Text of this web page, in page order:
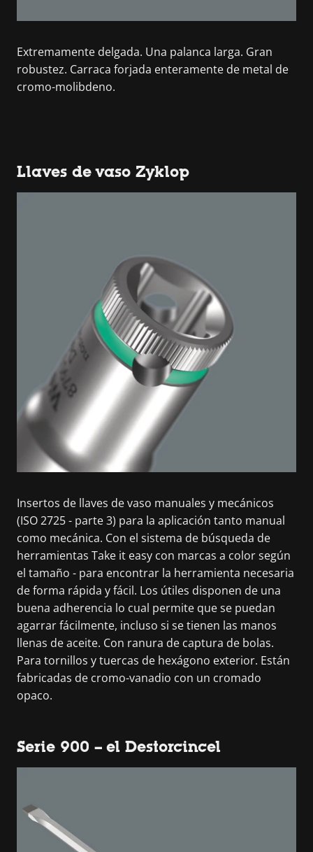
Extremamente delgada. Una palanca larga. Gran
robustez. Carraca forjada enteramente de metal de
cromo-molibdeno.
Llaves de vaso Zyklop
Insertos de llaves de vaso manuales y mecánicos
(ISO 2725 - parte 3) para la aplicación tanto manual
como mecánica. Con el sistema de búsqueda de
herramientas Take it easy con marcas a color según
el tamaño - para encontrar la herramienta necesaria
de forma rápida y fácil. Los útiles disponen de una
buena adherencia lo cual permite que se puedan
agarrar fácilmente, incluso si se tienen las manos
llenas de aceite. Con ranura de captura de bolas.
Para tornillos y tuercas de hexágono exterior. Están
fabricadas de cromo-vanadio con un cromado
opaco.
Serie 900 – el Destorcincel